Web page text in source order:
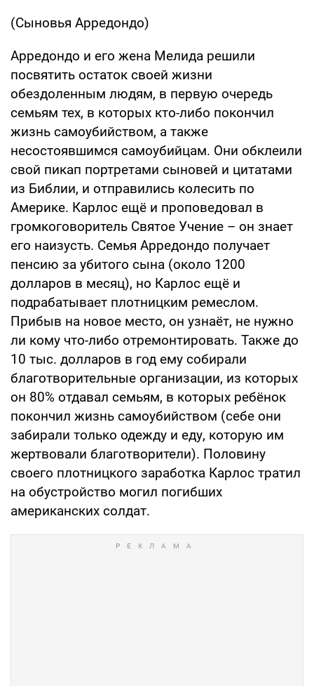
(Сыновья Арредондо)
Арредондо и его жена Мелида решили
посвятить остаток своей жизни
обездоленным людям, в первую очередь
семьям тех, в которых кто-либо покончил
жизнь самоубийством, а также
несостоявшимся самоубийцам. Они обклеили
свой пикап портретами сыновей и цитатами
из Библии, и отправились колесить по
Америке. Карлос ещё и проповедовал в
громкоговоритель Святое Учение – он знает
его наизусть. Семья Арредондо получает
пенсию за убитого сына (около 1200
долларов в месяц), но Карлос ещё и
подрабатывает плотницким ремеслом.
Прибыв на новое место, он узнаёт, не нужно
ли кому что-либо отремонтировать. Также до
10 тыс. долларов в год ему собирали
благотворительные организации, из которых
он 80% отдавал семьям, в которых ребёнок
покончил жизнь самоубийством (себе они
забирали только одежду и еду, которую им
жертвовали благотворители). Половину
своего плотницкого заработка Карлос тратил
на обустройство могил погибших
американских солдат.